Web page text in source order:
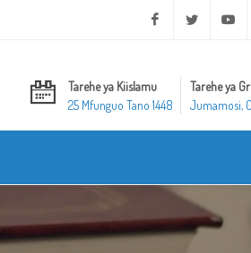
Facebook Twitter
Tarehe ya Kiislamu
25 Mfunguo Tano 1448
Tarehe ya
Jumamosi,